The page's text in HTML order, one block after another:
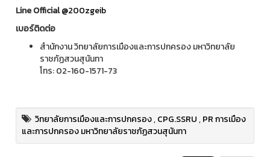
Line Official@200zgeib
เบอร์ติดต่อ
สำนักงาน วิทยาลัยการเมืองและการปกครอง มหาวิทยาลัย
ราชภัฏสวนสุนันทา
โทร: 02-160-1571-73
วิทยาลัยการเมืองและการปกครอง,CPG.SSRU,PR การเมือง
และการปกครอง มหาวิทยาลัยราชภัฏสวนสุนันทา